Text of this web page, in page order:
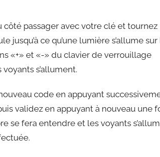
côté passager avec votre clé et tournez
jusqu’à ce qu’une lumière s’allume sur
«+» et «-» du clavier de verrouillage
s’allument.
code en appuyant
validez en appuyant à nouveau une
se fera entendre et les voyants